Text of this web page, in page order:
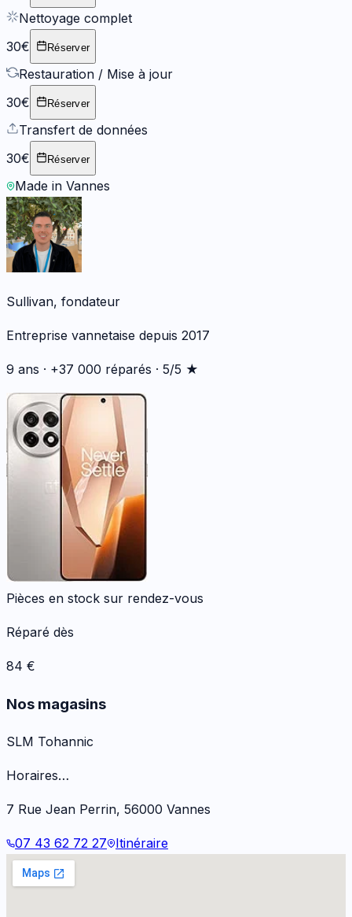
Nettoyage complet
30€
Réserver
Restauration / Mise à jour
30€
Réserver
Transfert de données
30€
Réserver
Made in Vannes
Sullivan, fondateur
Entreprise vannetaise depuis 2017
9 ans · +37 000 réparés · 5/5 ★
Pièces en stock sur rendez-vous
Réparé dès
84 €
Nos magasins
SLM Tohannic
Horaires…
7 Rue Jean Perrin, 56000 Vannes
07 43 62 72 27 Itinéraire